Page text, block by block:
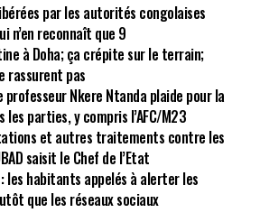
par les autorités congolaises
n’en reconnaît que 9
à Doha; ça crépite sur le terrain;
rassurent pas
Nkere Ntanda plaide pour la
parties, y compris l’AFC/M23
et autres traitements contre les
saisit le Chef de l’Etat
les habitants appelés à alerter les
que les réseaux sociaux